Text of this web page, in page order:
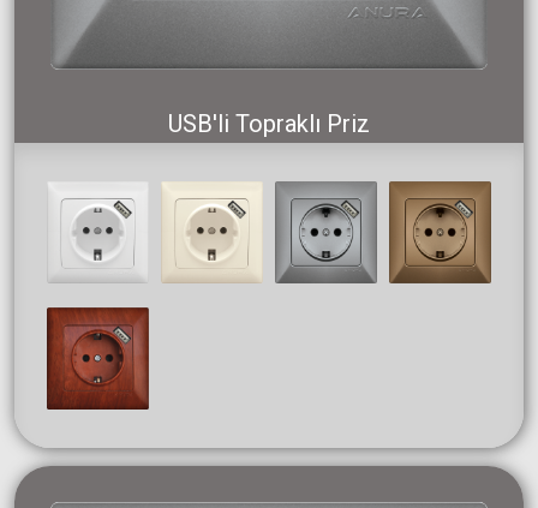
USB'li Topraklı Priz